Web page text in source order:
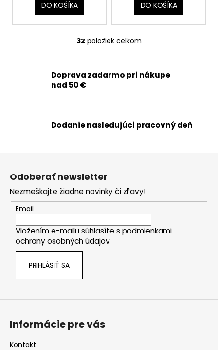
DO KOŠÍKA DO KOŠÍKA
O
á
i
e
r
v
p
i
s
32 položiek celkom
Doprava zadarmo pri nákupe
nad 50 €
Dodanie nasledujúci pracovný deň
Odoberať newsletter
Nezmeškajte žiadne novinky či zľavy!
Email
Vložením e-mailu súhlasíte s podmienkami
ochrany osobných údajov
PRIHLÁSIŤ SA
Informácie pre vás
Kontakt